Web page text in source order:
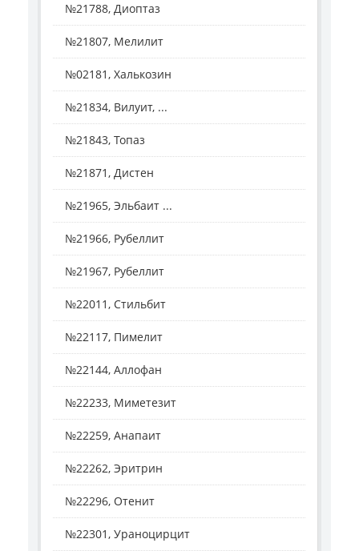
№21788, Диоптаз
№21807, Мелилит
№02181, Халькозин
№21834, Вилуит, ...
№21843, Топаз
№21871, Дистен
№21965, Эльбаит ...
№21966, Рубеллит
№21967, Рубеллит
№22011, Стильбит
№22117, Пимелит
№22144, Аллофан
№22233, Миметезит
№22259, Анапаит
№22262, Эритрин
№22296, Отенит
№22301, Ураноцирцит